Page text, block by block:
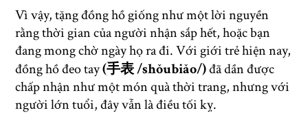
Vì vậy, tặng đồng hồ giống như một lời nguyền
rằng thời gian của người nhận sắp hết, hoặc bạn
đang mong chờ ngày họ ra đi. Với giới trẻ hiện nay,
đồng hồ đeo tay(手表 /shǒubiǎo/)đã dần được
chấp nhận như một món quà thời trang, nhưng với
người lớn tuổi, đây vẫn là điều tối kỵ.